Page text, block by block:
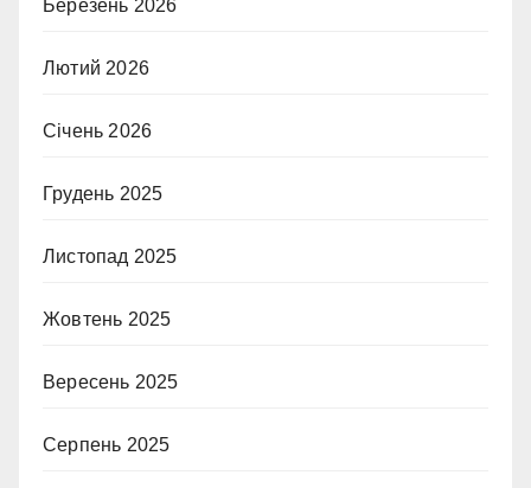
Березень 2026
Лютий 2026
Січень 2026
Грудень 2025
Листопад 2025
Жовтень 2025
Вересень 2025
Серпень 2025